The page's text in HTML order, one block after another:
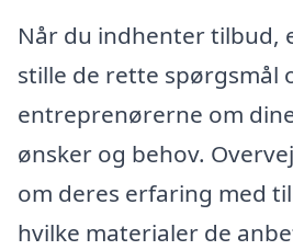
Når du indhenter tilbud,
stille de rette spørgsmål
entreprenørerne om
ønsker og behov.
om deres erfaring med
hvilke materialer de